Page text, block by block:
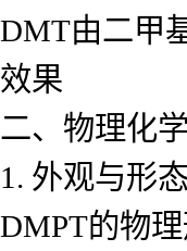
DMT由二甲
效果
二、物理化
1. 外观与形态
DMPT的物